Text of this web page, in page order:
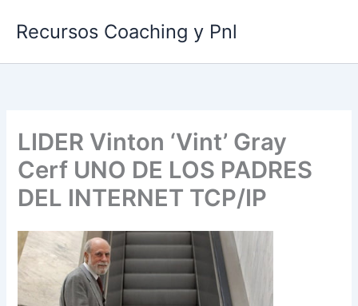
Recursos Coaching y Pnl
LIDER Vinton ‘Vint’ Gray
Cerf UNO DE LOS PADRES
DEL INTERNET TCP/IP